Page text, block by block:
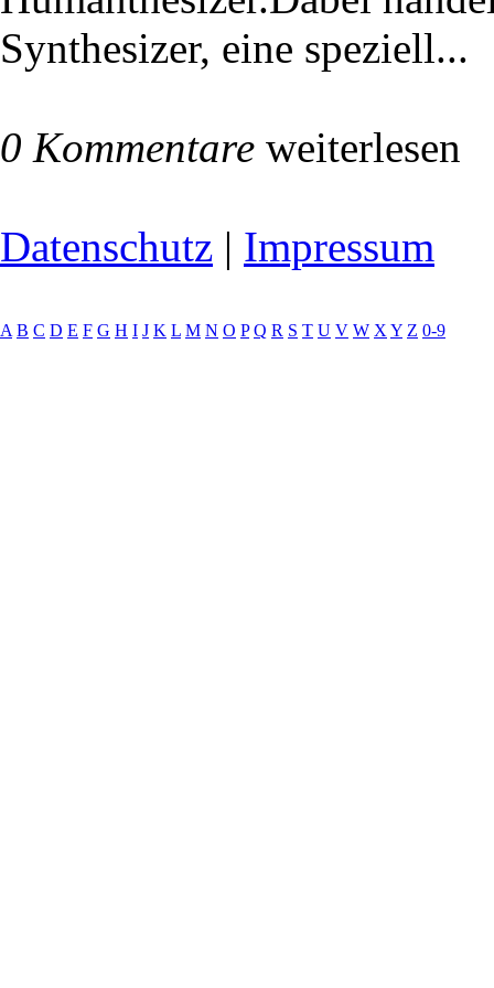
Synthesizer, eine speziell...
0 Kommentare weiterlesen
Datenschutz | Impressum
A B C D E F G H I J K L M N O P Q R S T U V W X Y Z 0-9